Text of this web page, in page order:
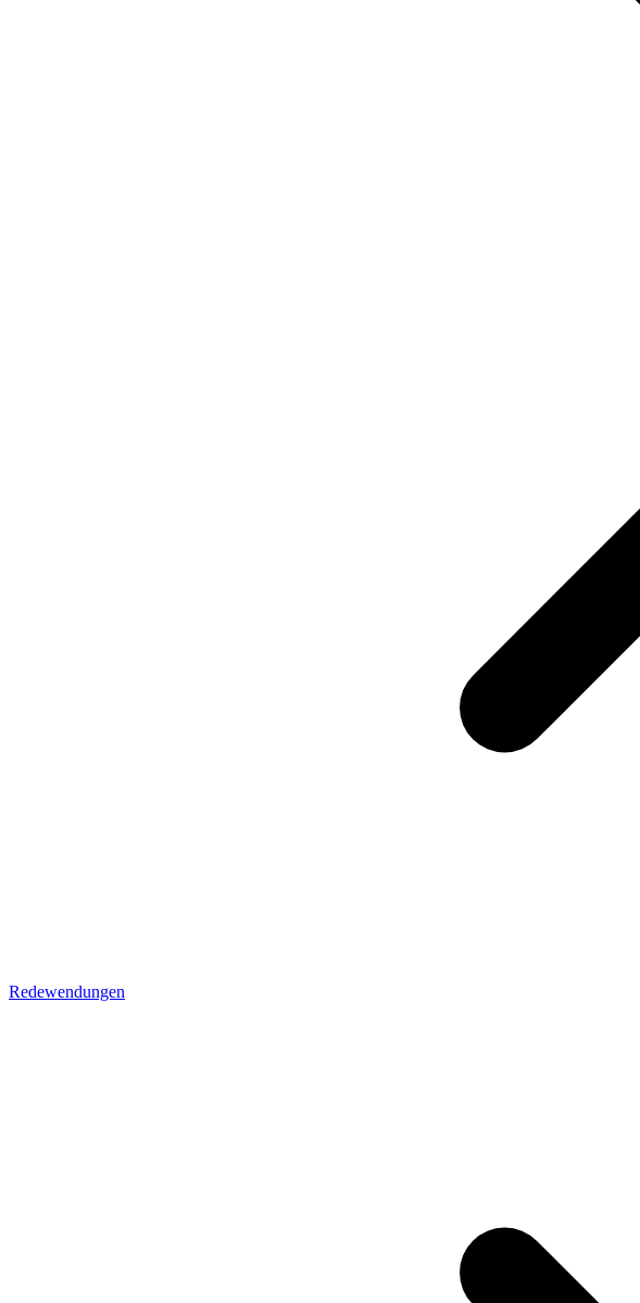
Redewendungen